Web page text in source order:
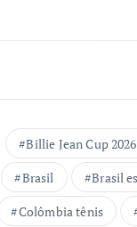
Billie Jean Cup 2026
Brasil
Brasil
Colômbia tênis